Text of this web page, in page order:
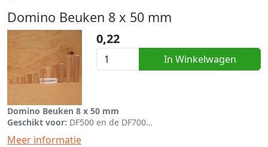
Domino Beuken 8 x 50 mm
0,22
In Winkelwagen
Domino Beuken 8 x 50 mm
Geschikt voor: DF500 en de DF700
Meer informatie